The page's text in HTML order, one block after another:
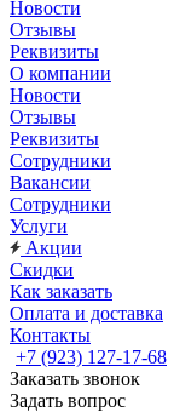
Новости
Отзывы
Реквизиты
О компании
Новости
Отзывы
Реквизиты
Сотрудники
Вакансии
Сотрудники
Услуги
Акции
Скидки
Как заказать
Оплата и доставка
Контакты
+7 (923) 127-17-68
Заказать звонок
Задать вопрос